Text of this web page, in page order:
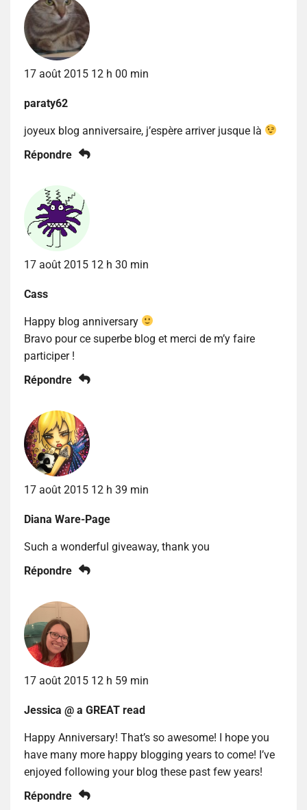
17 août 2015 12 h 00 min
paraty62
joyeux blog anniversaire, j’espère arriver jusque là
Répondre
17 août 2015 12 h 30 min
Cass
Happy blog anniversary
Bravo pour ce superbe blog et merci de m’y faire
participer !
Répondre
17 août 2015 12 h 39 min
Diana Ware-Page
Such a wonderful giveaway, thank you
Répondre
17 août 2015 12 h 59 min
Jessica @ a GREAT read
Happy Anniversary! That’s so awesome! I hope you
have many more happy blogging years to come! I’ve
enjoyed following your blog these past few years!
Répondre